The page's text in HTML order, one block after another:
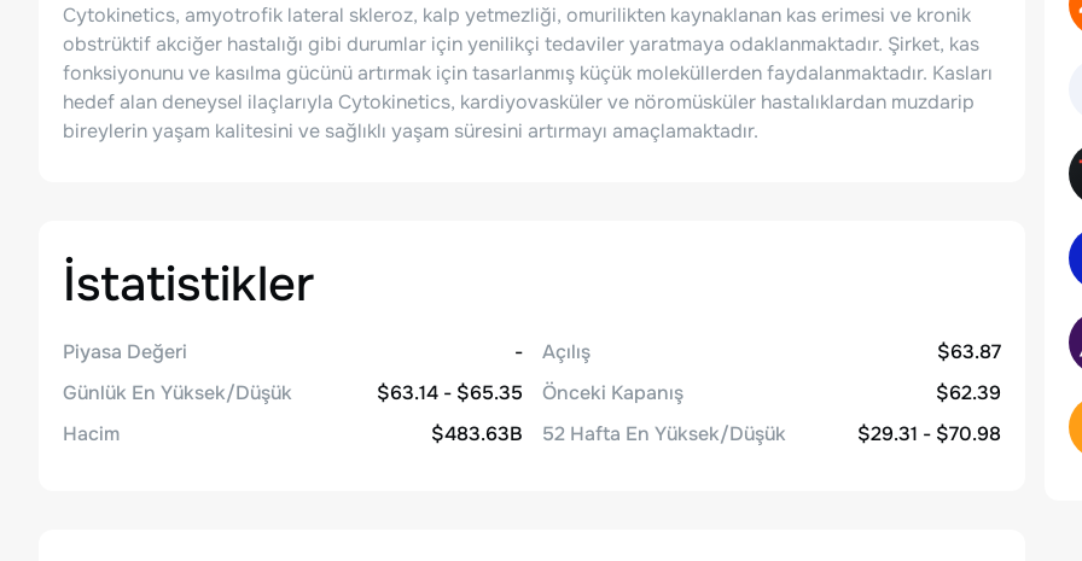
Cytokinetics, amyotrofik lateral skleroz, kalp yetmezliği, omurilikten kaynaklanan kas erimesi ve kronik
obstrüktif akciğer hastalığı gibi durumlar için yenilikçi tedaviler yaratmaya odaklanmaktadır. Şirket, kas
fonksiyonunu ve kasılma gücünü artırmak için tasarlanmış küçük moleküllerden faydalanmaktadır. Kasları
hedef alan deneysel ilaçlarıyla Cytokinetics, kardiyovasküler ve nöromüsküler hastalıklardan muzdarip
bireylerin yaşam kalitesini ve sağlıklı yaşam süresini artırmayı amaçlamaktadır.
İstatistikler
Piyasa Değeri
-
Günlük En Yüksek/Düşük
$63.14 - $65.35
Hacim
$483.63B
Açılış
$63.87
Önceki Kapanış
$62.39
52 Hafta En Yüksek/Düşük
$29.31 - $70.98